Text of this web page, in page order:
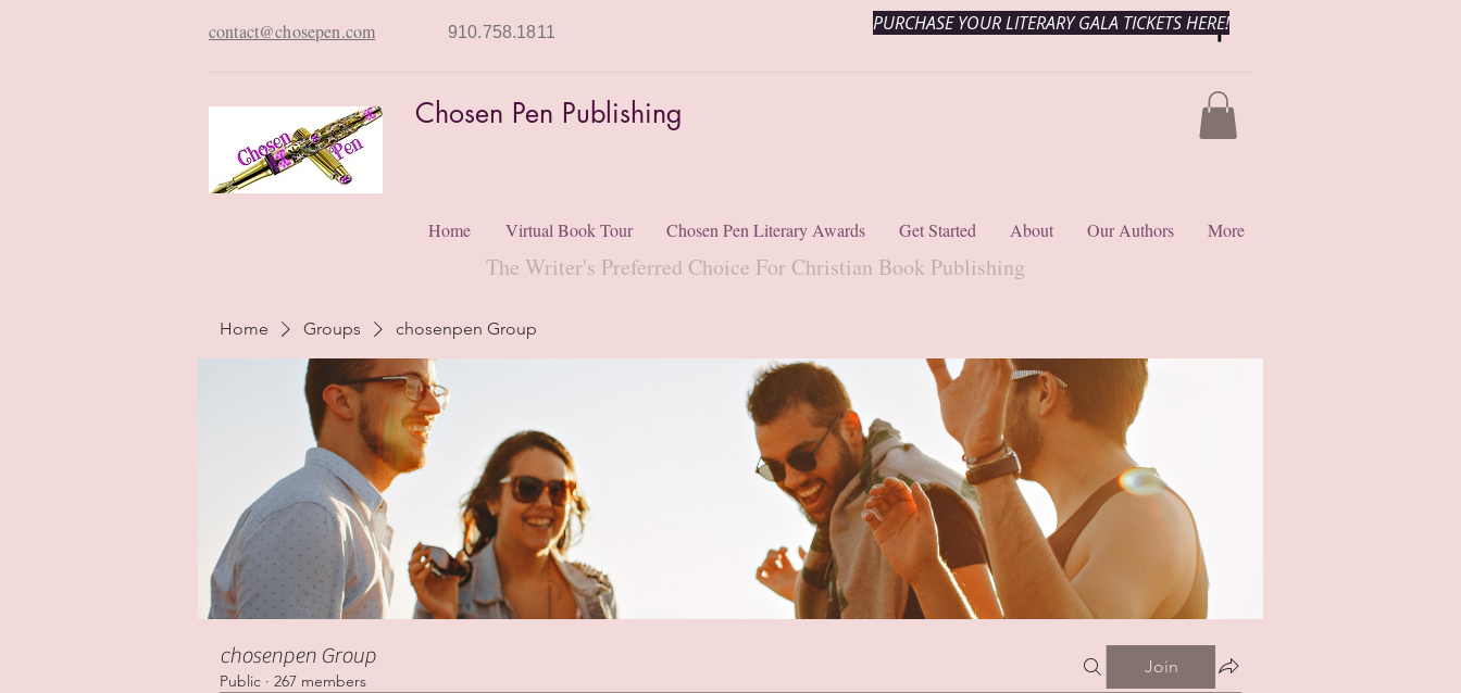
Chosen Pen Publishing
contact@chosepen.com 910.758.1811 PURCHASE YOUR LITERARY GALA TICKETS HERE!
Home Virtual Book Tour Chosen Pen Literary Awards Get Started About Our Authors More
The Writer's Preferred Choice For Christian Book Publishing
Home Groups chosenpen Group
chosenpen Group
Public · 267 members
Join